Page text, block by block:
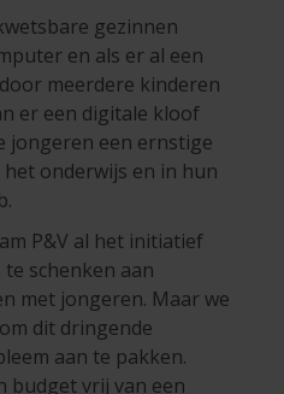
gezinnen
en als er al een
meerdere kinderen
er een digitale kloof
jongeren een ernstige
onderwijs en in hun
P&V al het initiatief
schenken aan
met jongeren. Maar we
dit dringende
aan te pakken.
budget vrij van een